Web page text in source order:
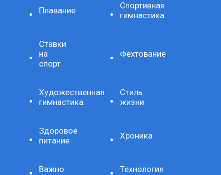
Плавание
Спортивная
гимнастика
Ставки
на
спорт
Фехтование
Художественная
гимнастика
Стиль
жизни
Здоровое
питание
Хроника
Важно Технология